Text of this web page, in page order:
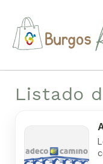
main
content
Listado